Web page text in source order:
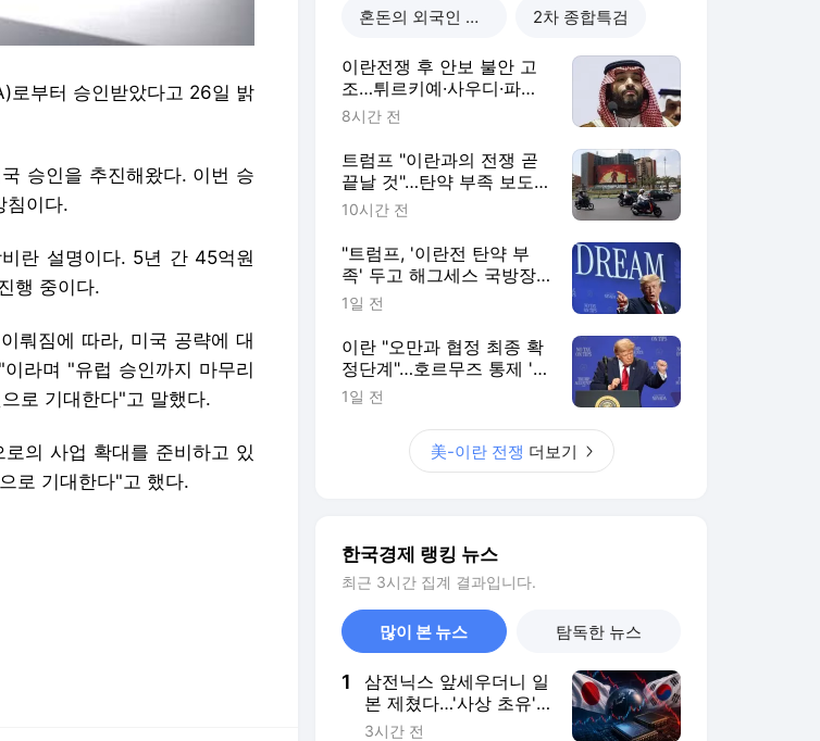
로부터 승인받았다고 26일 밝
승인을 추진해왔다. 이번 승
침이다.
란 설명이다. 5년 간 45억원
행 중이다.
뤄짐에 따라, 미국 공략에 대
라며 "유럽 승인까지 마무리
로 기대한다"고 말했다.
의 사업 확대를 준비하고 있
로 기대한다"고 했다.
혼돈의 외국인 고용시장 2차 종합특검
이란전쟁 후 안보 불안 고
조…튀르키예·사우디·파키
스탄 손잡는다
8시간 전
트럼프 "이란과의 전쟁 곧
끝날 것"…탄약 부족 보도
엔 반박
10시간 전
"트럼프, '이란전 탄약 부
족' 두고 해그세스 국방장
관 질책"
1일 전
이란 "오만과 협정 최종 확
정단계"…호르무즈 통제 '눈
앞' [이상은의 워싱턴나우]
1일 전
美-이란 전쟁 더보기
한국경제 랭킹 뉴스
최근 3시간 집계 결과입니다.
많이 본 뉴스 탐독한 뉴스
1
삼전닉스 앞세우더니 일
본 제쳤다…'사상 초유'
대역전극 [도쿄나우]
3시간 전